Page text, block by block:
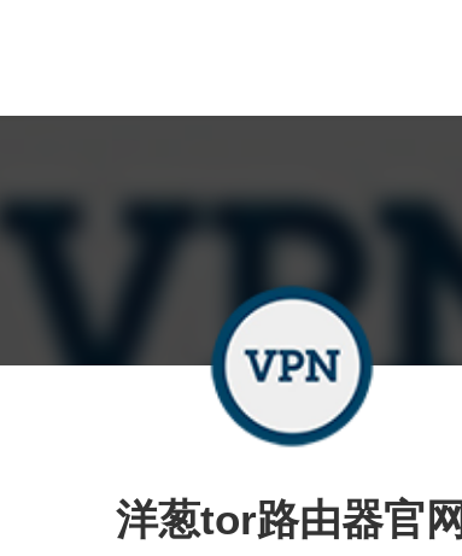
洋葱tor路由器官网